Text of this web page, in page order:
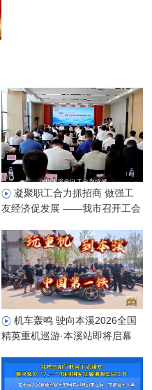
凝聚职工合力抓招商 做强工
友经济促发展 ——我市召开工会
量发展座谈会
机车轰鸣 驶向本溪2026全国
精英重机巡游·本溪站即将启幕